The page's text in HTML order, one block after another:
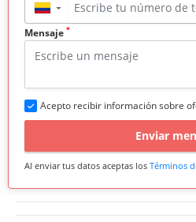
▼
Mensaje *
Acepto recibir información sobre
Enviar
Al enviar tus datos aceptas los Términos